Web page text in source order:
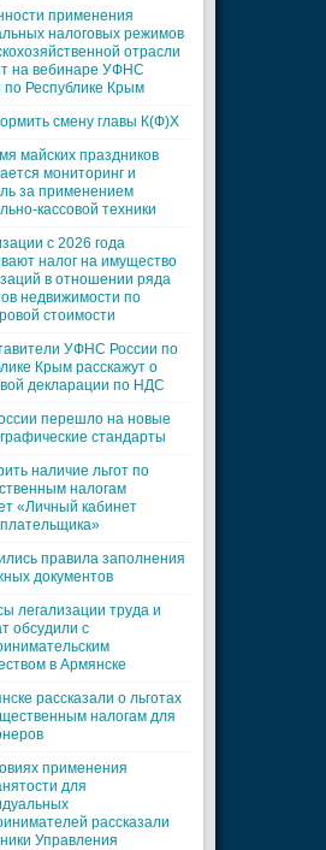
применения
налоговых режимов
отрасли
на вебинаре УФНС
по Республике Крым
смену главы К(Ф)Х
майских праздников
мониторинг и
за применением
кассовой техники
с 2026 года
налог на имущество
в отношении ряда
недвижимости по
стоимости
УФНС России по
Крым расскажут о
декларации по НДС
перешло на новые
стандарты
наличие льгот по
налогам
«Личный кабинет
правила заполнения
документов
легализации труда и
обсудили с
в Армянске
рассказали о льготах
налогам для
применения
для
рассказали
Управления